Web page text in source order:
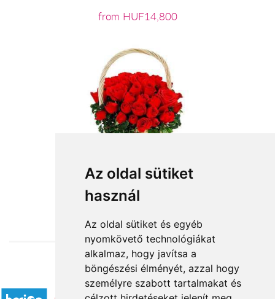
Az oldal sütiket
használ
Az oldal sütiket és egyéb
nyomkövető technológiákat
alkalmaz, hogy javítsa a
böngészési élményét, azzal hogy
személyre szabott tartalmakat és
from HUF14,800
from HUF135,800
Accepted payment methods